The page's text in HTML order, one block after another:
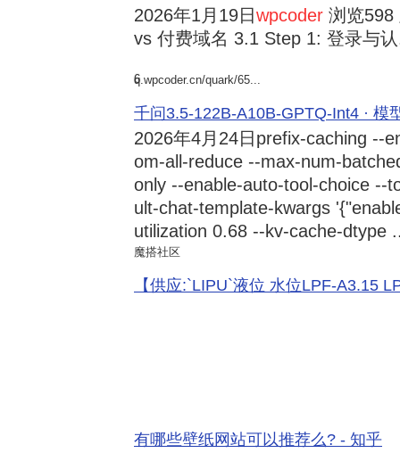
2026年1月19日wpcoder 浏览598
vs 付费域名 3.1 Step 1: 登录与
6
q.wpcoder.cn/quark/65...
千问3.5-122B-A10B-GPTQ-Int4 · 模
2026年4月24日 prefix-caching --
om-all-reduce --max-num-
only --enable-auto-tool-choice --
ult-chat-template-kwargs
utilization 0.68 --kv-cache-dtype
魔搭社区
【供应:`LIPU`液位 水位LPF-A3.15
有哪些壁纸网站可以推荐么? - 知乎